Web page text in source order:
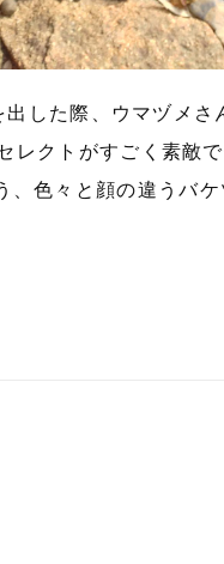
した際、ウマヅメさ
レクトがすごく素敵
、色々と顔の違うバ